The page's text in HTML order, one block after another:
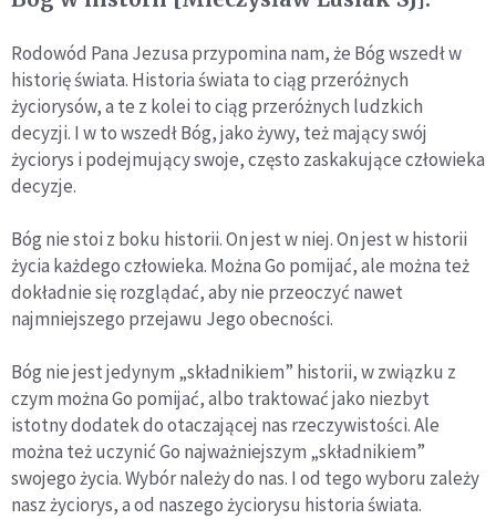
Rodowód Pana Jezusa przypomina nam, że Bóg wszedł w
historię świata. Historia świata to ciąg przeróżnych
życiorysów, a te z kolei to ciąg przeróżnych ludzkich
decyzji. I w to wszedł Bóg, jako żywy, też mający swój
życiorys i podejmujący swoje, często zaskakujące człowieka
decyzje.
Bóg nie stoi z boku historii. On jest w niej. On jest w historii
życia każdego człowieka. Można Go pomijać, ale można też
dokładnie się rozglądać, aby nie przeoczyć nawet
najmniejszego przejawu Jego obecności.
Bóg nie jest jedynym „składnikiem” historii, w związku z
czym można Go pomijać, albo traktować jako niezbyt
istotny dodatek do otaczającej nas rzeczywistości. Ale
można też uczynić Go najważniejszym „składnikiem”
swojego życia. Wybór należy do nas. I od tego wyboru zależy
nasz życiorys, a od naszego życiorysu historia świata.